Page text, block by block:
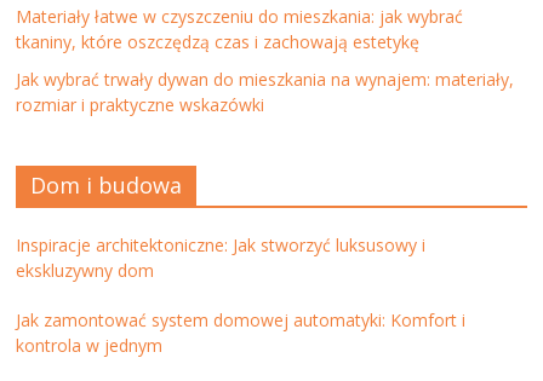
Materiały łatwe w czyszczeniu do mieszkania: jak wybrać
tkaniny, które oszczędzą czas i zachowają estetykę
Jak wybrać trwały dywan do mieszkania na wynajem: materiały,
rozmiar i praktyczne wskazówki
Dom i budowa
Inspiracje architektoniczne: Jak stworzyć luksusowy i
ekskluzywny dom
Jak zamontować system domowej automatyki: Komfort i
kontrola w jednym